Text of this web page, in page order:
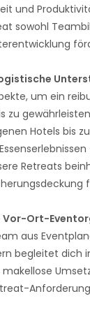
und
sowohl
um ein
zu
Hotels bis
Retreats
Vor-Ort-
aus
begleitet dich